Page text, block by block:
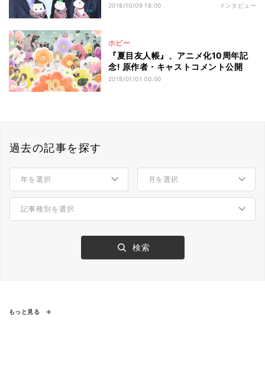
2018/10/09 18:00 インタビュー
ホビー
『夏目友人帳』、アニメ化10周年記
念! 原作者・キャストコメント公開
2018/01/01 00:00
過去の記事を探す
もっと見る